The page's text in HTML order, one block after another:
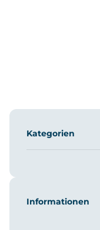
Kategorien
Informationen